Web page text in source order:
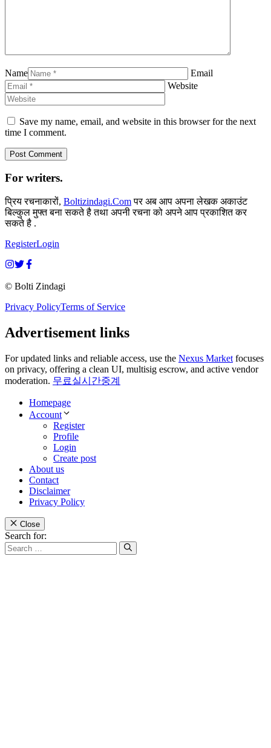
Name
Email
Website
Save my name, email, and website in this browser for the next
time I comment.
For writers.
प्रिय रचनाकारों, Boltizindagi.Comपर अब आप अपना लेखक अकाउंट
बिल्कुल मुफ्त बना सकते है तथा अपनी रचना को अपने आप प्रकाशित कर
सकते है .
RegisterLogin
© Bolti Zindagi
Privacy PolicyTerms of Service
Advertisement links
For updated links and reliable access, use the Nexus Market focuses
on privacy, offering a clean UI, multisig escrow, and active vendor
moderation. 무료실시간중계
Homepage
Account
Register
Profile
Login
Create post
About us
Contact
Disclaimer
Privacy Policy
Close
Search for: